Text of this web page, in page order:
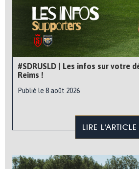
#SDRUSLD | Les infos sur votre
Reims !
Publié le 8 août 2026
LIRE L'ARTICLE